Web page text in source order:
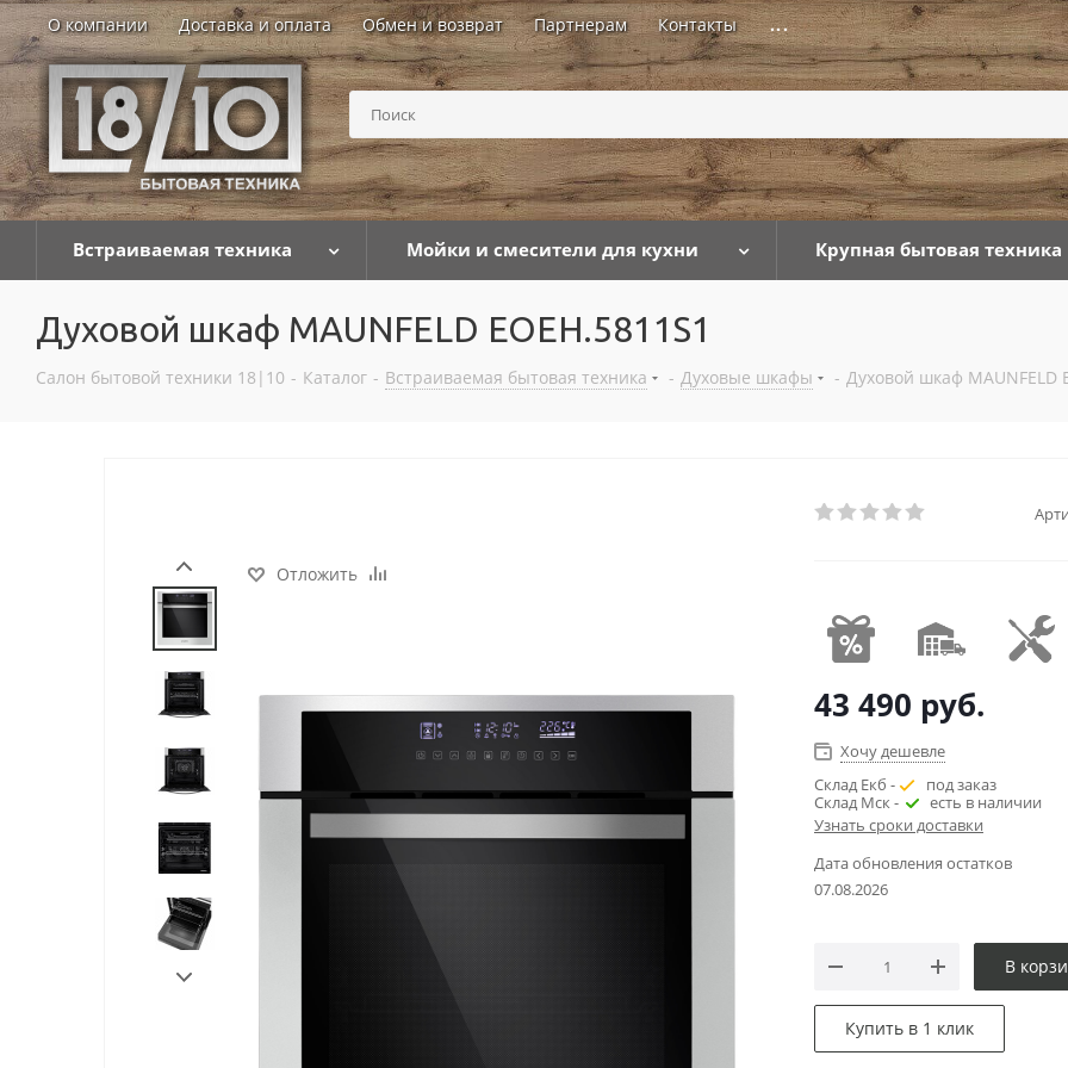
О компании Доставка и оплата Обмен и возврат Партнерам Контакты ...
Встраиваемая техника Мойки и смесители для кухни Крупная бытовая техника
Духовой шкаф MAUNFELD EOEH.5811S1
Салон бытовой техники 18|10 - Каталог - Встраиваемая бытовая техника - Духовые шкафы - Духовой шкаф MAUNFELD
Отложить
43 490 руб.
Хочу дешевле
Склад Екб -
под заказ
Склад Мск -
есть в наличии
Узнать сроки доставки
Дата обновления остатков
07.08.2026
В
Купить в 1 клик